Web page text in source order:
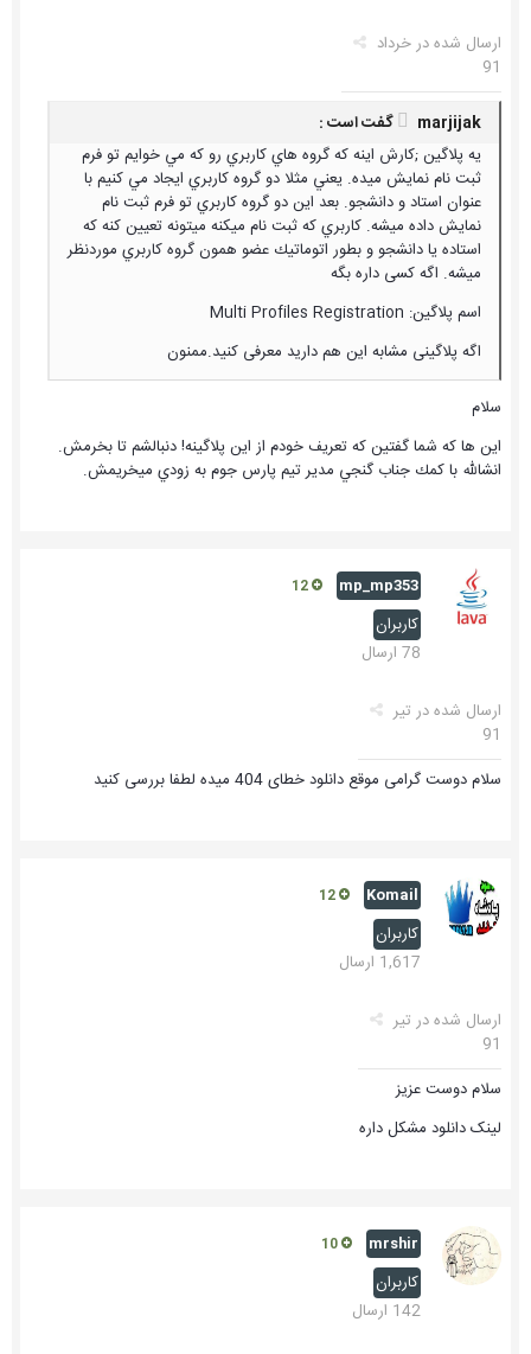
ارسال شده درخرداد
91
marjijak گفت است :
يه پلاگين ;كارش اينه كه گروه هاي كاربري رو كه مي خوايم تو فرم
ثبت نام نمايش ميده. يعني مثلا دو گروه كاربري ايجاد مي كنيم با
عنوان استاد و دانشجو. بعد اين دو گروه كاربري تو فرم ثبت نام
نمايش داده ميشه. كاربري كه ثبت نام ميكنه ميتونه تعيين كنه كه
استاده يا دانشجو و بطور اتوماتيك عضو همون گروه كاربري موردنظر
ميشه. اگه کسی داره بگه
اسم پلاگین: Multi Profiles Registration
اگه پلاگینی مشابه این هم دارید معرفی کنید.ممنون
سلام
اين ها كه شما گفتين كه تعريف خودم از اين پلاگينه! دنبالشم تا بخرمش.
انشالله با كمك جناب گنجي مدير تيم پارس جوم به زودي ميخريمش.
mp_mp353
کاربران
78 ارسال
ارسال شده در تیر
91
سلام دوست گرامی موقع دانلود خطای 404 میده لطفا بررسی کنید
Komail
کاربران
1,617 ارسال
ارسال شده در تیر
91
سلام دوست عزیز
لینک دانلود مشکل داره
mrshir
کاربران
142 ارسال